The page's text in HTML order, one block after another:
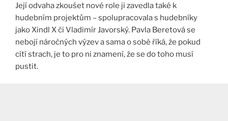
Její odvaha zkoušet nové role ji zavedla také k
hudebním projektům – spolupracovala s hudebníky
jako Xindl X či Vladimír Javorský. Pavla Beretová se
nebojí náročných výzev a sama o sobě říká, že pokud
cítí strach, je to pro ni znamení, že se do toho musí
pustit​.